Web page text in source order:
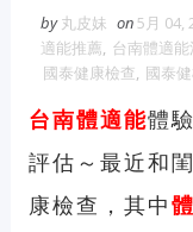
by 丸皮妹 on 5月 04,
適能推薦, 台南體適能
國泰健康檢查, 國泰
台南體適能體
評估～最近和
康檢查，其中